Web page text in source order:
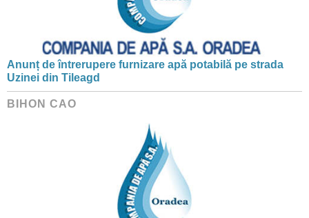
Anunț de întrerupere furnizare apă potabilă pe strada
Uzinei din Tileagd
BIHON CAO